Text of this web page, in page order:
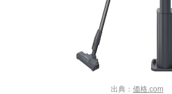
出典： 価格.com